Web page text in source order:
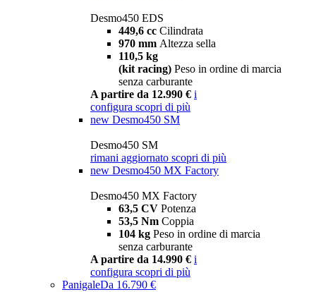
Desmo450 EDS
449,6 cc Cilindrata
970 mm Altezza sella
110,5 kg
(kit racing) Peso in ordine di marcia
senza carburante
A partire da 12.990 € i
configura scopri di più
new Desmo450 SM
Desmo450 SM
rimani aggiornato scopri di più
new Desmo450 MX Factory
Desmo450 MX Factory
63,5 CV Potenza
53,5 Nm Coppia
104 kg Peso in ordine di marcia
senza carburante
A partire da 14.990 € i
configura scopri di più
PanigaleDa 16.790 €